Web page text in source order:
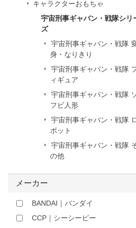
会員メニュー
閲覧履歴
ほしいもの
お知らせ
キャラクターおもちゃ
宇宙刑事ギャバン・戦隊シリ
ズ
宇宙刑事ギャバン・戦隊
身・なりきり
宇宙刑事ギャバン・戦隊
ィギュア
宇宙刑事ギャバン・戦隊
フビ人形
宇宙刑事ギャバン・戦隊
ボット
宇宙刑事ギャバン・戦隊
の他
メーカー
BANDAI｜バンダイ
CCP｜シーシーピー